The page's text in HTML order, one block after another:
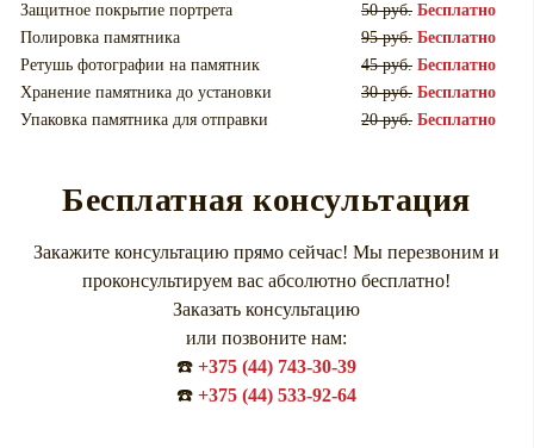
Защитное покрытие портрета
50 руб. Бесплатно
Полировка памятника
95 руб. Бесплатно
Ретушь фотографии на памятник
45 руб. Бесплатно
Хранение памятника до установки
30 руб. Бесплатно
Упаковка памятника для отправки
20 руб. Бесплатно
Бесплатная консультация
Закажите консультацию прямо сейчас! Мы перезвоним и
проконсультируем вас абсолютно бесплатно!
Заказать консультацию
или позвоните нам:
☎️ +375 (44) 743-30-39
☎️ +375 (44) 533-92-64